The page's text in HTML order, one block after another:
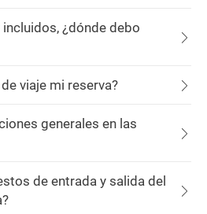
¿dónde debo
viaje mi reserva?
generales en las
de entrada y salida del